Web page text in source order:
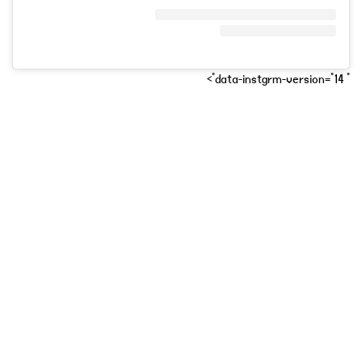
" data-instgrm-version="14">